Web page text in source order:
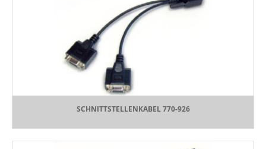
SCHNITTSTELLENKABEL 770-926